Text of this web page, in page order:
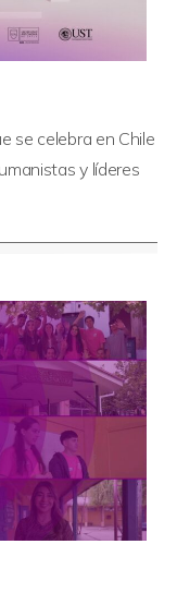
se celebra en Chile
y líderes